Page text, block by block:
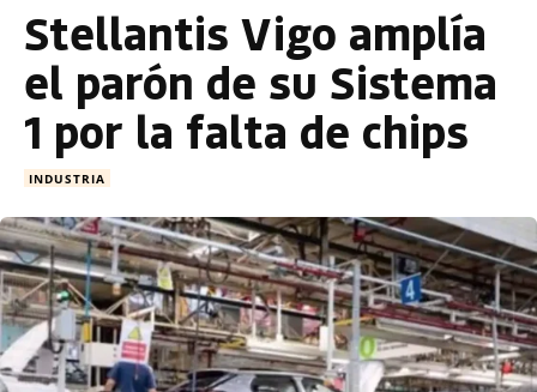
Stellantis Vigo amplía
el parón de su Sistema
1 por la falta de chips
INDUSTRIA